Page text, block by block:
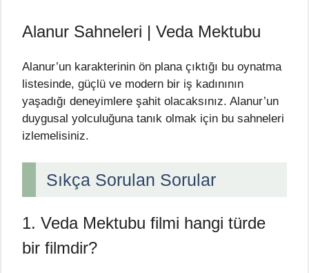
Alanur Sahneleri | Veda Mektubu
Alanur’un karakterinin ön plana çıktığı bu oynatma
listesinde, güçlü ve modern bir iş kadınının
yaşadığı deneyimlere şahit olacaksınız. Alanur’un
duygusal yolculuğuna tanık olmak için bu sahneleri
izlemelisiniz.
Sıkça Sorulan Sorular
1. Veda Mektubu filmi hangi türde
bir filmdir?